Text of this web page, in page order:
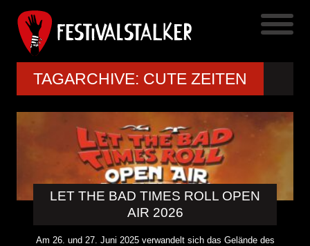
TAGARCHIVE: CUTE ZEITEN
LET THE BAD TIMES ROLL OPEN
AIR 2026
Am 26. und 27. Juni 2025 verwandelt sich das Gelände des